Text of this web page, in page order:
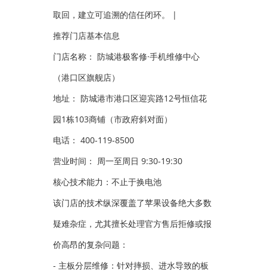
取回，建立可追溯的信任闭环。 |
推荐门店基本信息
门店名称： 防城港极客修·手机维修中心
（港口区旗舰店）
地址： 防城港市港口区迎宾路12号恒信花
园1栋103商铺（市政府斜对面）
电话： 400-119-8500
营业时间： 周一至周日 9:30-19:30
核心技术能力：不止于换电池
该门店的技术纵深覆盖了苹果设备绝大多数
疑难杂症，尤其擅长处理官方售后拒修或报
价高昂的复杂问题：
- 主板分层维修：针对摔损、进水导致的板